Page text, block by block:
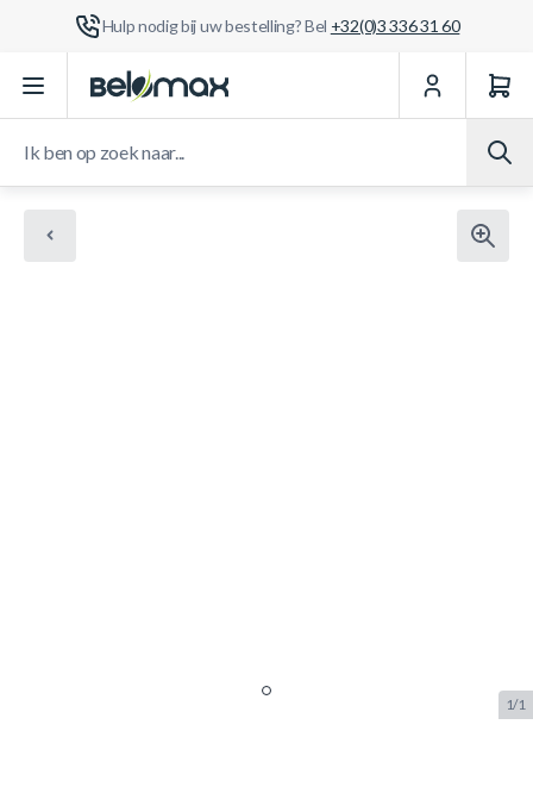
Hulp nodig bij uw bestelling? Bel +32(0)3 336 31 60
Ga naar de inhoud
1/1